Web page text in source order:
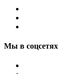
Мы в соцсетях